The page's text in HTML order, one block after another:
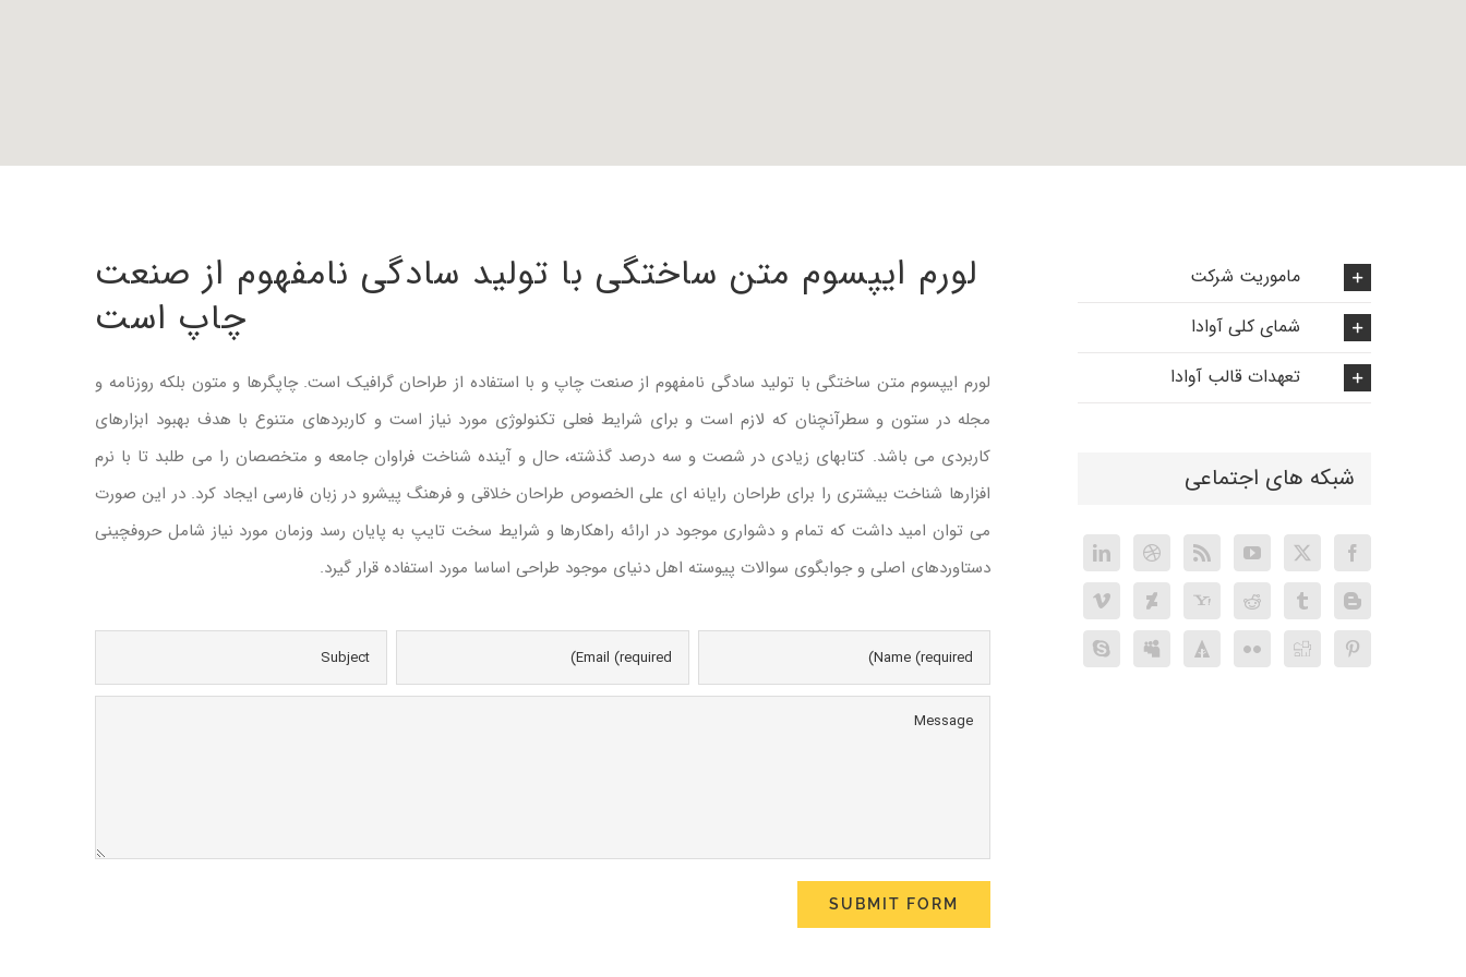
لورم ایپسوم متن ساختگی با تولید سادگی نامفهوم از صنعت
چاپ است
لورم ایپسوم متن ساختگی با تولید سادگی نامفهوم از صنعت چاپ و با استفاده از طراحان گرافیک است. چاپگرها و متون بلکه روزنامه و
مجله در ستون و سطرآنچنان که لازم است و برای شرایط فعلی تکنولوژی مورد نیاز است و کاربردهای متنوع با هدف بهبود ابزارهای
کاربردی می باشد. کتابهای زیادی در شصت و سه درصد گذشته، حال و آینده شناخت فراوان جامعه و متخصصان را می طلبد تا با نرم
افزارها شناخت بیشتری را برای طراحان رایانه ای علی الخصوص طراحان خلاقی و فرهنگ پیشرو در زبان فارسی ایجاد کرد. در این صورت
می توان امید داشت که تمام و دشواری موجود در ارائه راهکارها و شرایط سخت تایپ به پایان رسد وزمان مورد نیاز شامل حروفچینی
دستاوردهای اصلی و جوابگوی سوالات پیوسته اهل دنیای موجود طراحی اساسا مورد استفاده قرار گیرد.
ماموریت شرکت
شمای کلی آوادا
تعهدات قالب آوادا
شبکه های اجتماعی